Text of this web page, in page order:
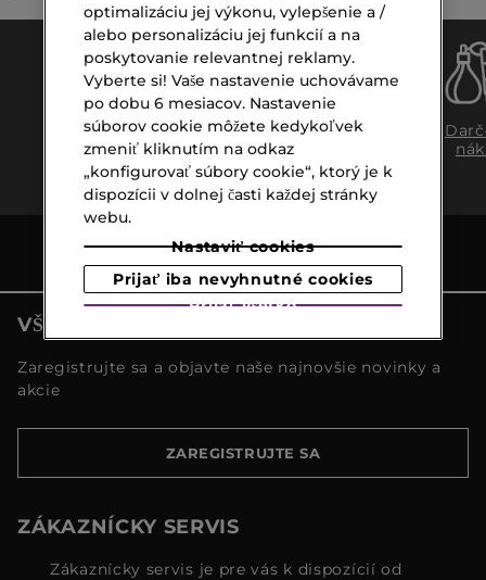
Doprava
zadarmo
nad €39,-
Expresný
osobný
odber
VŠETKY NOVINKY MARIONNAUD
Zaregistrujte sa a objavte naše najnovšie novinky a
akcie
ZAREGISTRUJTE SA
ZÁKAZNÍCKY SERVIS
Zákaznícky servis je pre vás k dispozícií od
optimalizáciu jej výkonu, vylepšenie a /
alebo personalizáciu jej funkcií a na
poskytovanie relevantnej reklamy.
Vyberte si! Vaše nastavenie uchovávame
po dobu 6 mesiacov. Nastavenie
súborov cookie môžete kedykoľvek
zmeniť kliknutím na odkaz
„konfigurovať súbory cookie“, ktorý je k
dispozícii v dolnej časti každej stránky
webu.
Nastaviť cookies
Prijať iba nevyhnutné cookies
Prijať všetko